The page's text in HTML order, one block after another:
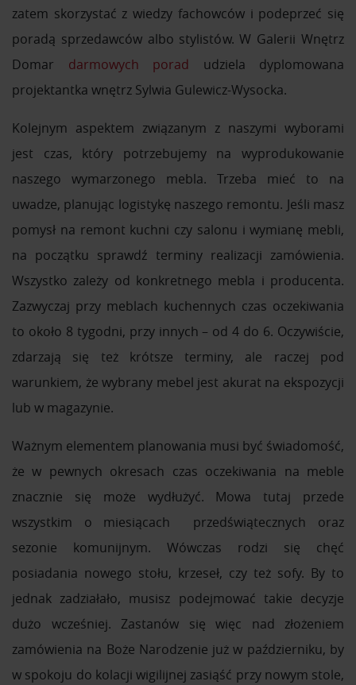
otrzymanymi od Ciebie lub uzyskanymi podczas
korzystania z ich usług.
zatem skorzystać z wiedzy fachowców i podeprzeć się
poradą sprzedawców albo stylistów. W Galerii Wnętrz
Domar darmowych porad udziela dyplomowana
projektantka wnętrz Sylwia Gulewicz-Wysocka.
Kolejnym aspektem związanym z naszymi wyborami
jest czas, który potrzebujemy na wyprodukowanie
naszego wymarzonego mebla. Trzeba mieć to na
uwadze, planując logistykę naszego remontu. Jeśli masz
pomysł na remont kuchni czy salonu i wymianę mebli,
na początku sprawdź terminy realizacji zamówienia.
Wszystko zależy od konkretnego mebla i producenta.
Zazwyczaj przy meblach kuchennych czas oczekiwania
to około 8 tygodni, przy innych – od 4 do 6. Oczywiście,
zdarzają się też krótsze terminy, ale raczej pod
warunkiem, że wybrany mebel jest akurat na ekspozycji
lub w magazynie.
Ważnym elementem planowania musi być świadomość,
że w pewnych okresach czas oczekiwania na meble
znacznie się może wydłużyć. Mowa tutaj przede
wszystkim o miesiącach przedświątecznych oraz
sezonie komunijnym. Wówczas rodzi się chęć
posiadania nowego stołu, krzeseł, czy też sofy. By to
jednak zadziałało, musisz podejmować takie decyzje
dużo wcześniej. Zastanów się więc nad złożeniem
zamówienia na Boże Narodzenie już w październiku, by
w spokoju do kolacji wigilijnej zasiąść przy nowym stole,